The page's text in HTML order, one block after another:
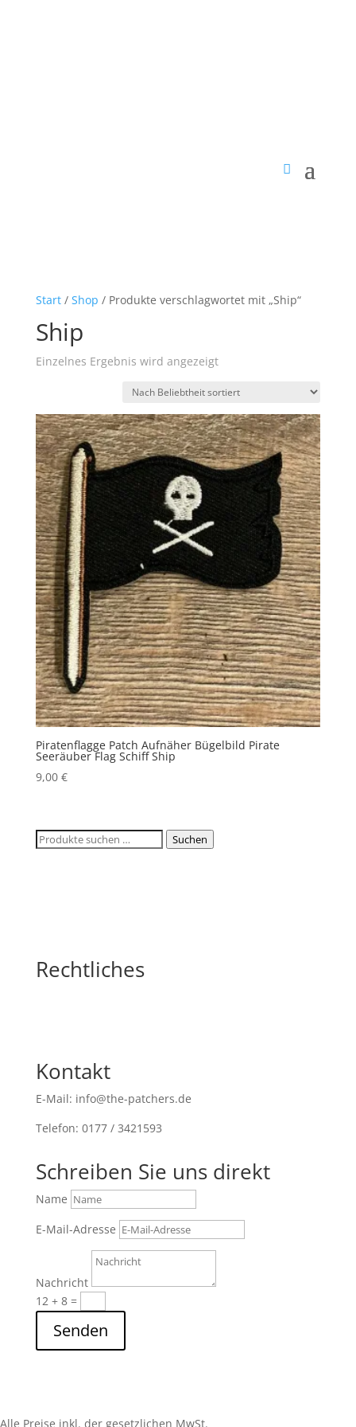
Start/ Shop / Produkte verschlagwortet mit „Ship“
Ship
Einzelnes Ergebnis wird angezeigt
Piratenflagge Patch Aufnäher Bügelbild Pirate
Seeräuber Flag Schiff Ship
9,00 €
Suchen
Suchen
Rechtliches
Kontakt
E-Mail: info@the-patchers.de
Telefon: 0177 / 3421593
Schreiben Sie uns direkt
Name
E-Mail-Adresse
Nachricht
12 + 8=
Senden
Alle Preise inkl. der gesetzlichen MwSt.